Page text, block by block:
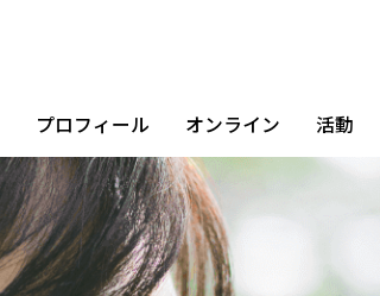
プロフィール オンライン 活動